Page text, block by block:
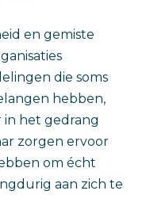
en gemiste
die soms
hebben,
het gedrang
zorgen ervoor
om écht
aan zich te